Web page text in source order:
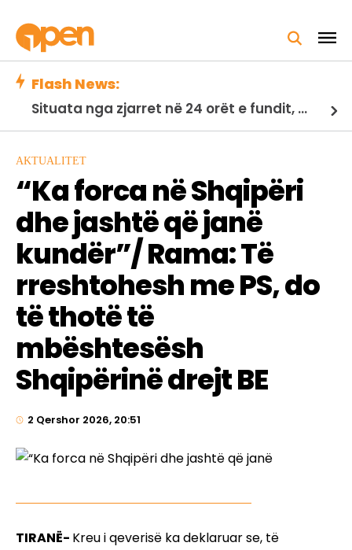
Flash News:
Situata nga zjarret në 24 orët e fundit, Ministria e Mbrojtjes: 21 vatra të shuara, 2 nën monitorim
AKTUALITET
“Ka forca në Shqipëri
dhe jashtë që janë
kundër”/ Rama: Të
rreshtohesh me PS, do
të thotë të
mbështesësh
Shqipërinë drejt BE
2 Qershor 2026, 20:51
TIRANË- Kreu i qeverisë ka deklaruar se, të